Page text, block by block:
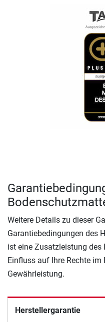
Weitere Details zu dieser
Garantiebedingungen des
ist eine Zusatzleistung des
Einfluss auf Ihre Rechte im
Gewährleistung.
Herstellergarantie